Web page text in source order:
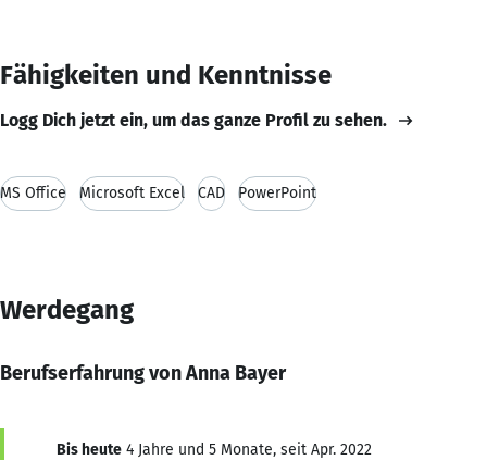
Fähigkeiten und Kenntnisse
Logg Dich jetzt ein, um das ganze Profil zu sehen.
MS Office Microsoft Excel CAD PowerPoint
Werdegang
Berufserfahrung von Anna Bayer
Bis heute 4 Jahre und 5 Monate, seit Apr. 2022